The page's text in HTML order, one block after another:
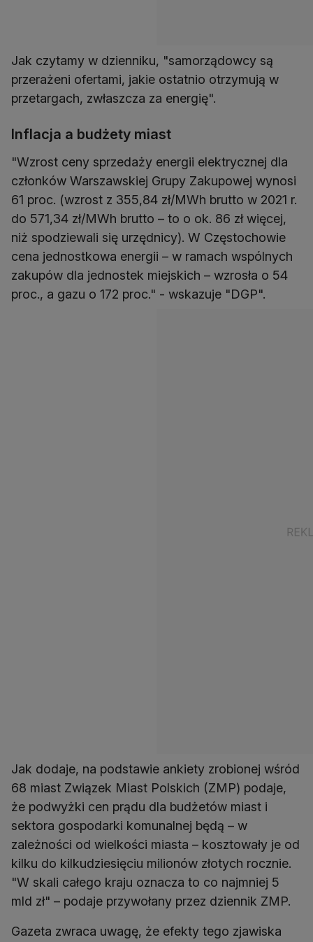
Jak czytamy w dzienniku, "samorządowcy są
przerażeni ofertami, jakie ostatnio otrzymują w
Inflacja a budżety miast
"Wzrost ceny sprzedaży energii elektrycznej dla
członków Warszawskiej Grupy Zakupowej wynosi
61 proc. (wzrost z 355,84 zł/MWh brutto w 2021 r.
do 571,34 zł/MWh brutto – to o ok. 86 zł więcej,
niż spodziewali się urzędnicy). W Częstochowie
cena jednostkowa energii – w ramach wspólnych
zakupów dla jednostek miejskich – wzrosła o 54
Jak dodaje, na podstawie ankiety zrobionej wśród
68 miast Związek Miast Polskich (ZMP) podaje,
że podwyżki cen prądu dla budżetów miast i
sektora gospodarki komunalnej będą – w
zależności od wielkości miasta – kosztowały je od
kilku do kilkudziesięciu milionów złotych rocznie.
"W skali całego kraju oznacza to co najmniej 5
Gazeta zwraca uwagę, że efekty tego zjawiska